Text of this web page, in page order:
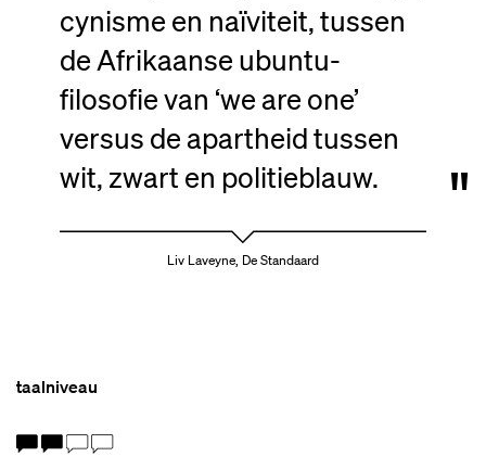
cynisme en naïviteit, tussen
de Afrikaanse ubuntu-
filosofie van ‘we are one’
versus de apartheid tussen
wit, zwart en politieblauw.
Liv Laveyne, De Standaard
taalniveau
Inzoomen